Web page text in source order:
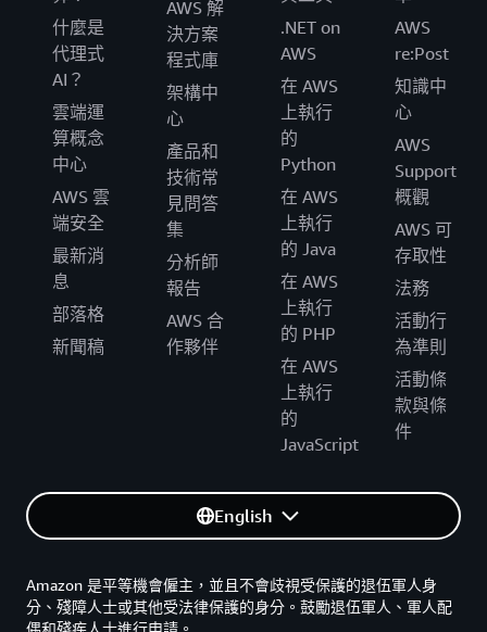
什麼是
代理式
AI？
雲端運
算概念
中心
AWS 雲
端安全
最新消
息
部落格
新聞稿
AWS 解
決方案
程式庫
架構中
心
產品和
技術常
見問答
集
分析師
報告
AWS 合
作夥伴
.NET on
AWS
在 AWS
上執行
的
Python
在 AWS
上執行
的 Java
在 AWS
上執行
的 PHP
在 AWS
上執行
的
JavaScript
AWS
re:Post
知識中
心
AWS
Support
概觀
AWS 可
存取性
法務
活動行
為準則
活動條
款與條
件
English
Amazon 是平等機會僱主，並且不會歧視受保護的退伍軍人身
分、殘障人士或其他受法律保護的身分。鼓勵退伍軍人、軍人配